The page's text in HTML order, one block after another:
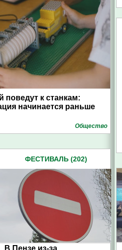
поведут к станкам:
начинается раньше
Общество
ФЕСТИВАЛЬ (202)
В Пензе из-за